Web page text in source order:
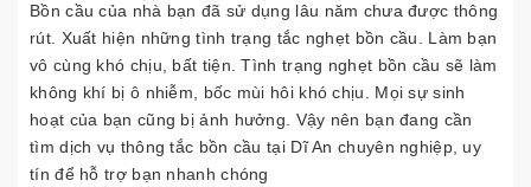
Bồn cầu của nhà bạn đã sử dụng lâu năm chưa được thông
rút. Xuất hiện những tình trạng tắc nghẹt bồn cầu. Làm bạn
vô cùng khó chịu, bất tiện. Tình trạng nghẹt bồn cầu sẽ làm
không khí bị ô nhiễm, bốc mùi hôi khó chịu. Mọi sự sinh
hoạt của bạn cũng bị ảnh hưởng. Vậy nên bạn đang cần
tìm dịch vụ thông tắc bồn cầu tại Dĩ An chuyên nghiệp, uy
tín để hỗ trợ bạn nhanh chóng